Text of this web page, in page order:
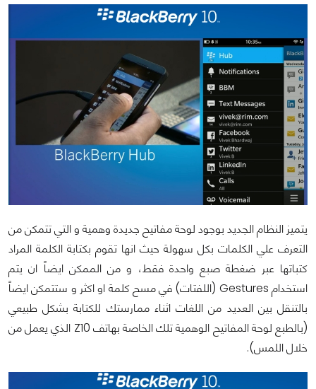
يتميز النظام الجديد بوجود لوحة مفاتيح جديدة وهمية و التي تتمكن من
التعرف علي الكلمات بكل سهولة حيث انها تقوم بكتابة الكلمة المراد
كتباتها عبر ضغطة صبع واحدة فقط، و من الممكن ايضاً ان يتم
استخدام Gestures (اللفتات) في مسح كلمة او اكثر و ستتمكن ايضاً
بالتنقل بين العديد من اللغات اثناء ممارستك للكتابة بشكل طبيعي
(بالطبع لوحة المفاتيح الوهمية تلك الخاصة بهاتف Z10 الذي يعمل من
خلال اللمس).